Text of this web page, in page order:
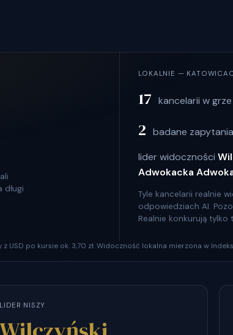
długi
LOKALNIE —
17 kancelarii w grze
2 badane
lider widoczności
Adwokacka
Tyle kancelarii realnie
odpowiedziach AI.
Realnie konkurują tylko
USD po kursie ok. 3,70 zł. Widoczność lokalna mierzona w
LIDER NISZY